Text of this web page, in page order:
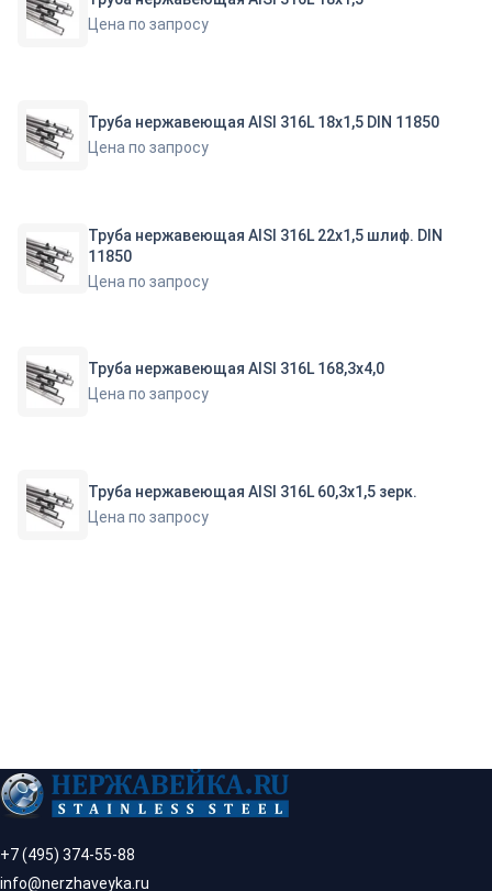
Цена по запросу
Труба нержавеющая AISI 316L 18х1,5 DIN 11850
Цена по запросу
Труба нержавеющая AISI 316L 22х1,5 шлиф. DIN
11850
Цена по запросу
Труба нержавеющая AISI 316L 168,3х4,0
Цена по запросу
Труба нержавеющая AISI 316L 60,3х1,5 зерк.
Цена по запросу
+7 (495) 374-55-88
info@nerzhaveyka.ru